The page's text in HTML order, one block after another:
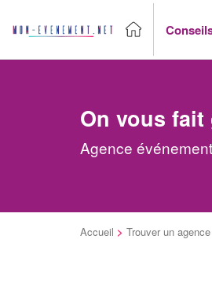
On vous
Agence
Accueil > Trouver un